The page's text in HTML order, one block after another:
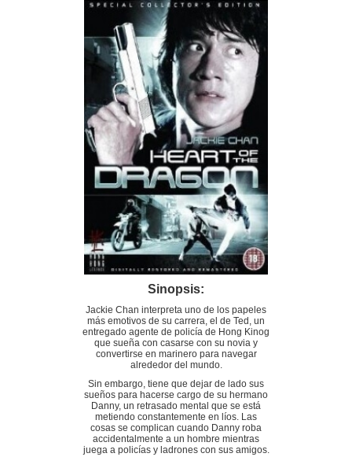
Sinopsis:
Jackie Chan interpreta uno de los papeles
más emotivos de su carrera, el de Ted, un
entregado agente de policía de Hong Kinog
que sueña con casarse con su novia y
convertirse en marinero para navegar
alrededor del mundo.
Sin embargo, tiene que dejar de lado sus
sueños para hacerse cargo de su hermano
Danny, un retrasado mental que se está
metiendo constantemente en líos. Las
cosas se complican cuando Danny roba
accidentalmente a un hombre mientras
juega a policías y ladrones con sus amigos.